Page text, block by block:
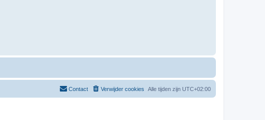
Alle tijden zijn UTC+02:00
Verwijder cookies
Contact